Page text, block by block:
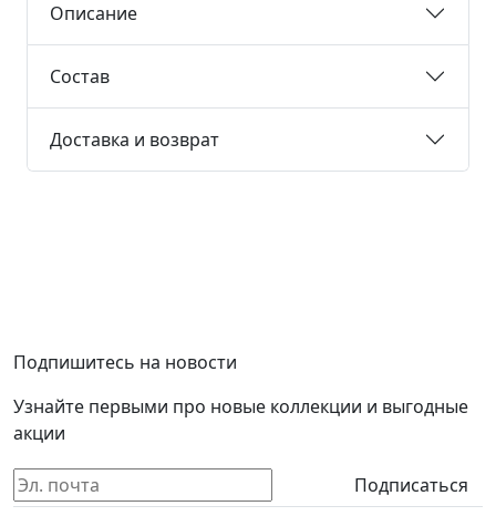
Описание
Состав
Доставка и возврат
Подпишитесь на новости
Узнайте первыми про новые коллекции и выгодные
акции
Подписаться